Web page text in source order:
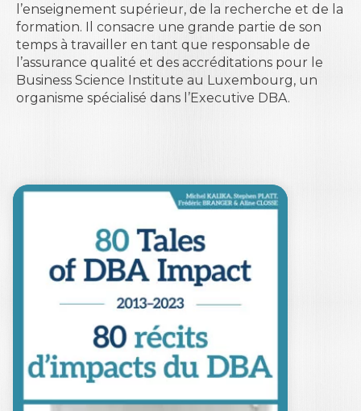
l’enseignement supérieur, de la recherche et de la
formation. Il consacre une grande partie de son
temps à travailler en tant que responsable de
l’assurance qualité et des accréditations pour le
Business Science Institute au Luxembourg, un
organisme spécialisé dans l’Executive DBA.